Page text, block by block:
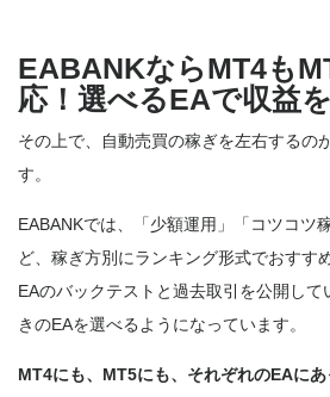
EABANKならMT4も
応！選べるEAで収益
その上で、自動売買の稼ぎを左右するの
す。
EABANKでは、「少額運用」「コツコツ
ど、稼ぎ方別にランキング形式でおすす
EAのバックテストと過去取引を公開して
きのEAを選べるようになっています。
MT4にも、MT5にも、それぞれのEAに